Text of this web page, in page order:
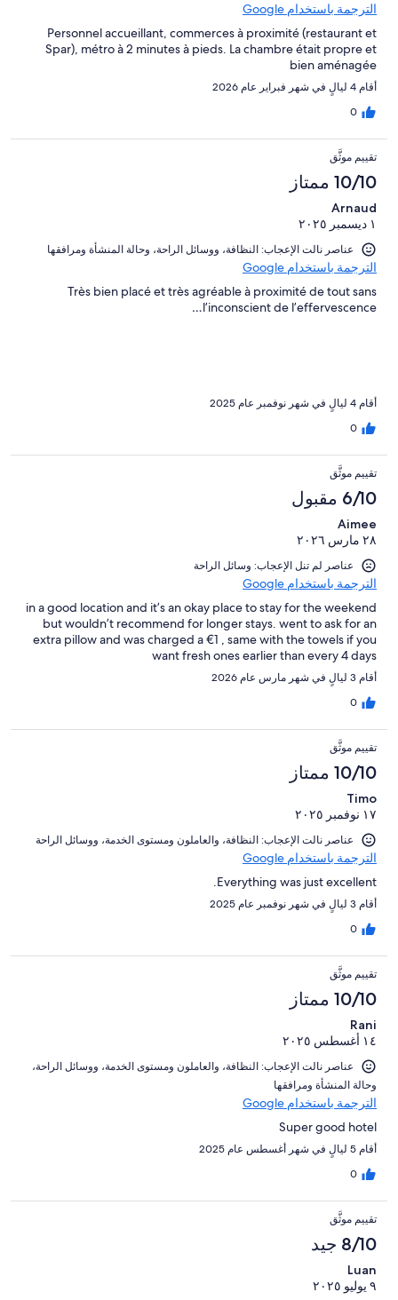
الترجمة باستخدام Google
Personnel accueillant, commerces à proximité (restaurant et
Spar), métro à 2 minutes à pieds. La chambre était propre et
bien aménagée
أقام 4 ليالٍ في شهر فبراير عام 2026
0
تقييم موثَّق
10/10 ممتاز
Arnaud
١ ديسمبر ٢٠٢٥
عناصر نالت الإعجاب: ⁦النظافة⁩، و⁦وسائل الراحة⁩، و⁦حالة المنشأة ومرافقها⁩
الترجمة باستخدام Google
Très bien placé et très agréable à proximité de tout sans
l’inconscient de l’effervescence…
أقام 4 ليالٍ في شهر نوفمبر عام 2025
0
تقييم موثَّق
6/10 مقبول
Aimee
٢٨ مارس ٢٠٢٦
عناصر لم تنل الإعجاب: وسائل الراحة
الترجمة باستخدام Google
in a good location and it’s an okay place to stay for the weekend
but wouldn’t recommend for longer stays. went to ask for an
extra pillow and was charged a €1 , same with the towels if you
want fresh ones earlier than every 4 days
أقام 3 ليالٍ في شهر مارس عام 2026
0
تقييم موثَّق
10/10 ممتاز
Timo
١٧ نوفمبر ٢٠٢٥
عناصر نالت الإعجاب: ⁦النظافة⁩، و⁦العاملون ومستوى الخدمة⁩، و⁦وسائل الراحة⁩
الترجمة باستخدام Google
Everything was just excellent.
أقام 3 ليالٍ في شهر نوفمبر عام 2025
0
تقييم موثَّق
10/10 ممتاز
Rani
١٤ أغسطس ٢٠٢٥
عناصر نالت الإعجاب: ⁦النظافة⁩، و⁦العاملون ومستوى الخدمة⁩، و⁦وسائل الراحة⁩،
و⁦حالة المنشأة ومرافقها⁩
الترجمة باستخدام Google
Super good hotel
أقام 5 ليالٍ في شهر أغسطس عام 2025
0
تقييم موثَّق
8/10 جيد
Luan
٩ يوليو ٢٠٢٥